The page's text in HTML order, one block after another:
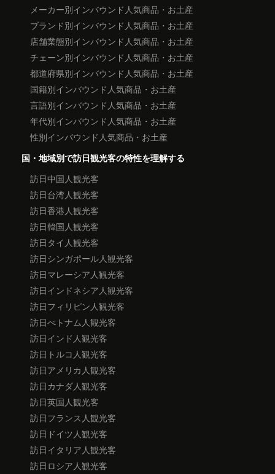
メーカー別インバウンド人気商品・お土産
ブランド別インバウンド人気商品・お土産
店舗業態別インバウンド人気商品・お土産
チェーン別インバウンド人気商品・お土産
都道府県別インバウンド人気商品・お土産
国籍別インバウンド人気商品・お土産
言語別インバウンド人気商品・お土産
年代別インバウンド人気商品・お土産
性別インバウンド人気商品・お土産
国・地域別で訪日観光客の特性を理解する
訪日中国人観光客
訪日台湾人観光客
訪日香港人観光客
訪日韓国人観光客
訪日タイ人観光客
訪日シンガポール人観光客
訪日マレーシア人観光客
訪日インドネシア人観光客
訪日フィリピン人観光客
訪日べトナム人観光客
訪日インド人観光客
訪日トルコ人観光客
訪日アメリカ人観光客
訪日カナダ人観光客
訪日英国人観光客
訪日フランス人観光客
訪日ドイツ人観光客
訪日イタリア人観光客
訪日ロシア人観光客